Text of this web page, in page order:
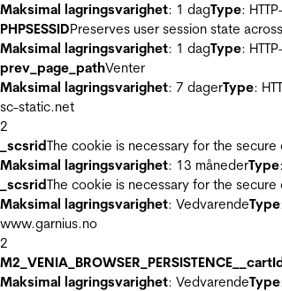
Maksimal lagringsvarighet: 1 dagType:
PHPSESSIDPreserves user session state
Maksimal lagringsvarighet: 1 dagType:
prev_page_pathVenter
Maksimal lagringsvarighet: 7 dagerType:
sc-static.net
2
_scsridThe cookie is necessary for the
Maksimal lagringsvarighet: 13 månederType
_scsridThe cookie is necessary for the
Maksimal lagringsvarighet: VedvarendeType
www.garnius.no
2
Maksimal lagringsvarighet: VedvarendeType